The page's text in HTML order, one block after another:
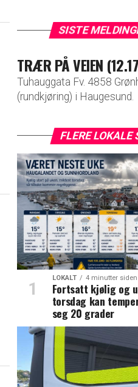
SISTE
TRÆR PÅ VEIEN
Tuhauggata Fv. 4858
(rundkjøring) i Haugesund.
FLERE LOKALE
LOKALT 4 minutter siden
Fortsatt kjølig og
torsdag kan
seg 20 grader